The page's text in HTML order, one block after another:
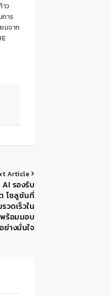
ว
าร
มจาก
Article
รองรับ
โซลูชันที่
ดเร็วใน
ร้อมมอบ
างมั่นใจ